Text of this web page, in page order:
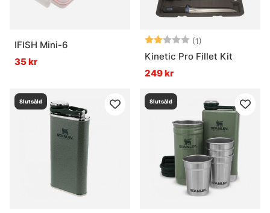
IFISH Mini-6
35 kr
Betyg: (1)
Kinetic Pro Fillet Kit
249 kr
Slutsåld Slutsåld